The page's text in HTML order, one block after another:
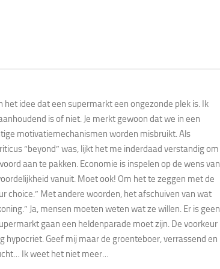
het idee dat een supermarkt een ongezonde plek is. Ik
is of niet. Je merkt gewoon dat we in een
motivatiemechanismen worden misbruikt. Als
“beyond” was, lijkt het me inderdaad verstandig om
aan te pakken. Economie is inspelen op de wens van
vanuit. Moet ook! Om het te zeggen met de
choice.” Met andere woorden, het afschuiven van wat
Ja, mensen moeten weten wat ze willen. Er is geen
gaan een heldenparade moet zijn. De voorkeur
hypocriet. Geef mij maar de groenteboer, verrassend en
Ik weet het niet meer…